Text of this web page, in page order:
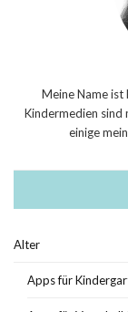
Meine Name ist
Kindermedien sind
einige
Alter
Apps für